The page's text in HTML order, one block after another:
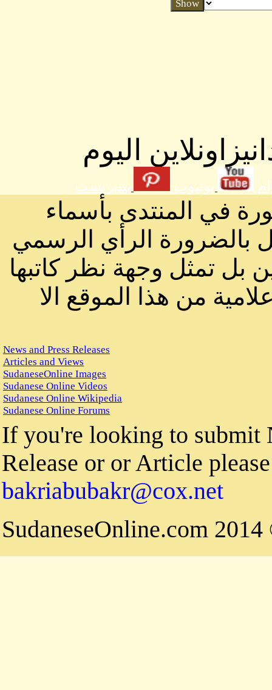
اليوم
يوتيوب بنتيريست
في المنتدى بأسماء
بالضرورة الرأي الرسمي
بل تمثل وجهة نظر كاتبها
من هذا الموقع الا
News and Press Releases
Articles and Views
SudaneseOnline Images
Sudanese Online Videos
Sudanese Online Wikipedia
Sudanese Online Forums
If you're looking to submit
Release or or Article
bakriabubakr@cox.net
©